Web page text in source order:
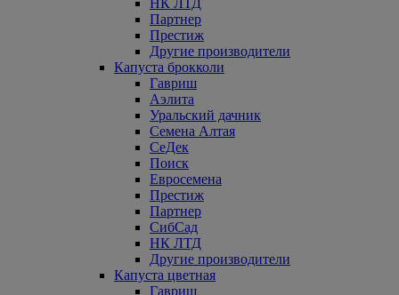
НК ЛТД
Партнер
Престиж
Другие производители
Капуста брокколи
Гавриш
Аэлита
Уральский дачник
Семена Алтая
СеДек
Поиск
Евросемена
Престиж
Партнер
СибСад
НК ЛТД
Другие производители
Капуста цветная
Гавриш